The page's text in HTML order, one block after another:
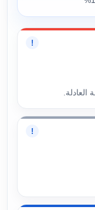
!
العادلة.
!